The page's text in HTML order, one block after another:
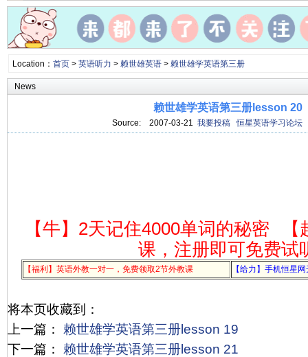
Location： 首页> 英语听力 > 赖世雄英语> 赖世雄学英语第三册
News
赖世雄学英语第三册lesson 20
Source: 2007-03-21 我要投稿 恒星英语学习论坛
【牛】2天记住4000单词的秘密
课，注册即可免费试
【福利】英语外教一对一，免费领取2节外教课 【给力】手机恒星
将本页收藏到：
上一篇：
赖世雄学英语第三册lesson 19
下一篇：
赖世雄学英语第三册lesson 21